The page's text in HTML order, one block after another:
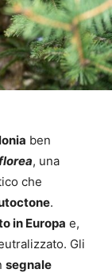
ben
, una
che
.
in Europa e,
Gli
segnale